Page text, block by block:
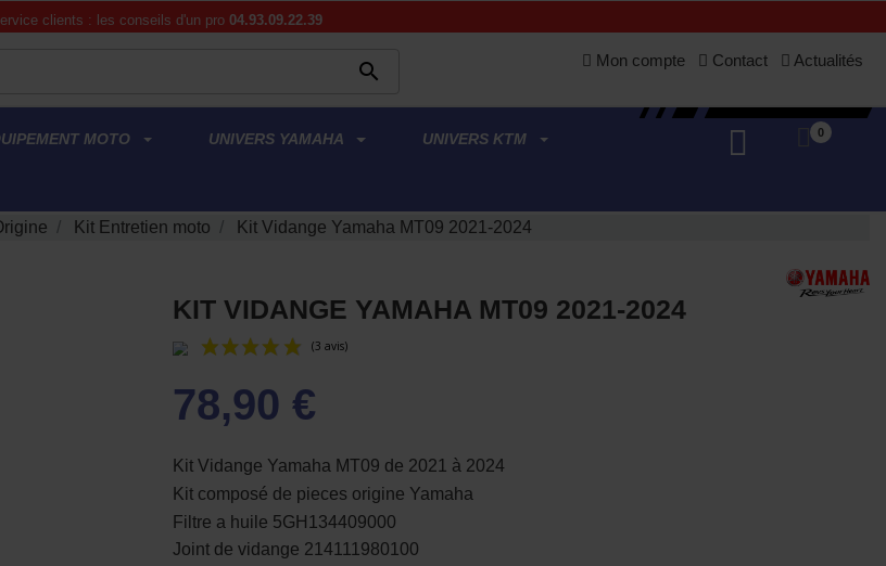
clients : les conseils d'un pro 04.93.09.22.39
 Mon compte Contact Actualités
MOTO UNIVERS YAMAHA UNIVERS KTM 0
Kit Entretien moto Kit Vidange Yamaha MT09 2021-2024
KIT VIDANGE YAMAHA MT09 2021-2024
78,90 €
Kit Vidange Yamaha MT09 de 2021 à 2024
Kit composé de pieces origine Yamaha
Filtre a huile 5GH134409000
Joint de vidange 214111980100